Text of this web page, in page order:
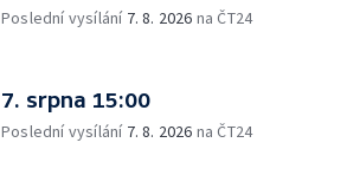
Poslední vysílání 7. 8. 2026 na ČT24
7. srpna 15:00
Poslední vysílání 7. 8. 2026 na ČT24